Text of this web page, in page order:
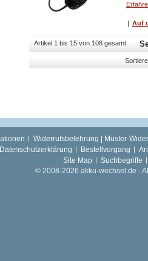
| Auf
Artikel 1 bis 15 von 108 gesamt
Widerrufsbelehrung | Muster-
Datenschutzerklärung
Bestellvorgang
Site Map
Suchbegriffe
© 2008-2026 akku-wechsel.de -